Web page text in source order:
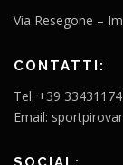
Via Resegone –
CONTATTI:
Tel. +39
Email: